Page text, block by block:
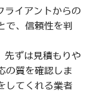
ライアントからの
で、信頼性を判
先ずは見積もりや
の質を確認しま
してくれる業者